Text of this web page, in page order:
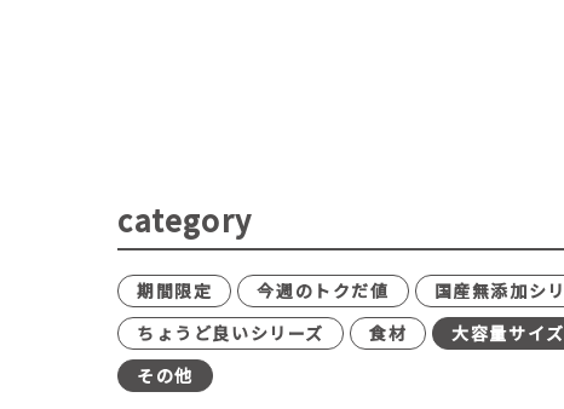
category
期間限定 今週のトクだ値 国産無添加シ
ちょうど良いシリーズ
食材 大容量サイズ
その他